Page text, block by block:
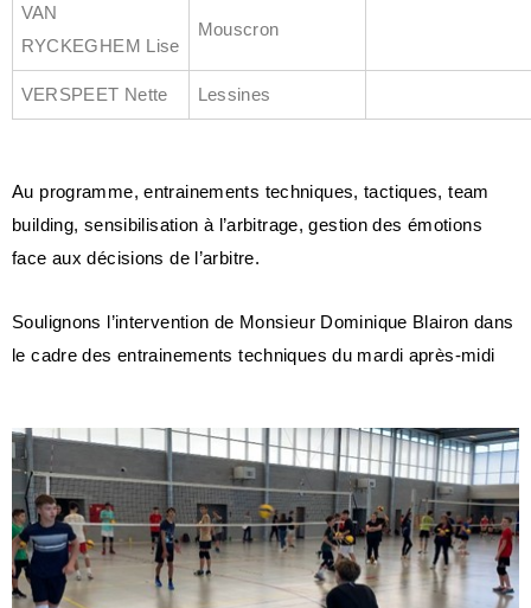
VAN
RYCKEGHEM Lise
Mouscron
VERSPEET Nette Lessines
Au programme, entrainements techniques, tactiques, team
building, sensibilisation à l’arbitrage, gestion des émotions
face aux décisions de l’arbitre.
Soulignons l’intervention de Monsieur Dominique Blairon dans
le cadre des entrainements techniques du mardi après-midi